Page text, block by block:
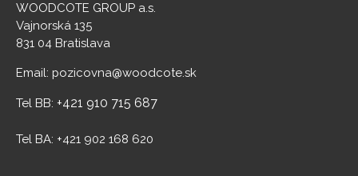
WOODCOTE GROUP a.s.
Vajnorská 135
831 04 Bratislava
Email: pozicovna@woodcote.sk
Tel BB: +421 910 715 687
Tel BA: +421 902 168 620